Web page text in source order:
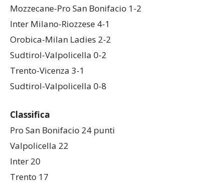
Mozzecane-Pro San Bonifacio 1-2
Inter Milano-Riozzese 4-1
Orobica-Milan Ladies 2-2
Sudtirol-Valpolicella 0-2
Trento-Vicenza 3-1
Sudtirol-Valpolicella 0-8
Classifica
Pro San Bonifacio 24 punti
Valpolicella 22
Inter 20
Trento 17